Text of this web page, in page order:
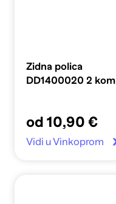
Zidna polica
DD1400020 2 kom
od 10,90 €
Vidi u Vinkoprom